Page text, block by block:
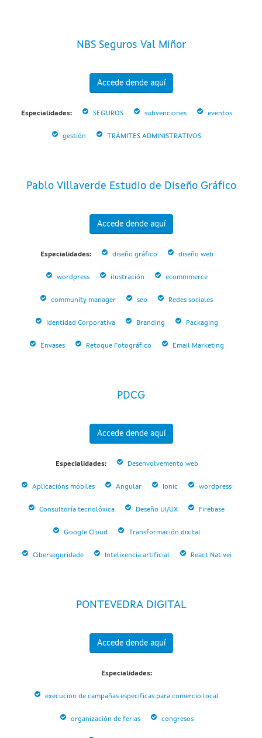
NBS Seguros Val Miñor
Accede dende aquí
Especialidades: SEGUROS subvenciones eventos
gestión TRÁMITES ADMINISTRATIVOS
Pablo Villaverde Estudio de Diseño Gráfico
Accede dende aquí
Especialidades: diseño gráfico diseño web
wordpress ilustración ecommmerce
community manager seo Redes sociales
Identidad Corporativa Branding Packaging
Envases Retoque Fotográfico Email Marketing
PDCG
Accede dende aquí
Especialidades: Desenvolvemento web
Aplicacións móbiles Angular Ionic wordpress
Consultoría tecnolóxica Deseño UI/UX Firebase
Google Cloud Transformación dixital
Ciberseguridade Intelixencia artificial React Nativei
PONTEVEDRA DIGITAL
Accede dende aquí
Especialidades:
execucion de campañas especificas para comercio local
organización de ferias congresos